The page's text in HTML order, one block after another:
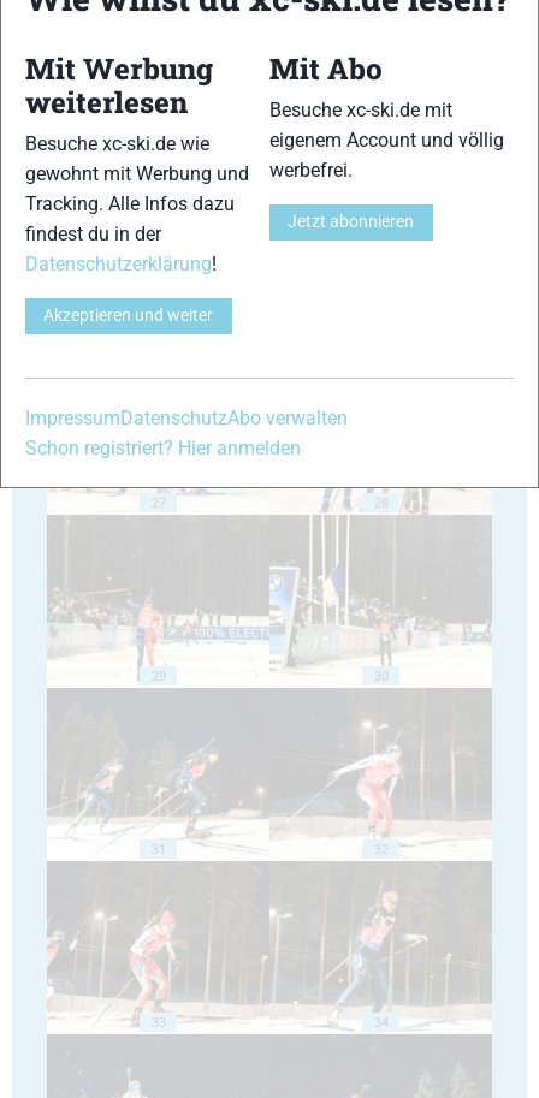
27 28
29 30
31 32
33 34
Mit Werbung
weiterlesen
Besuche xc-ski.de wie
gewohnt mit Werbung und
Tracking. Alle Infos dazu
findest du in der
Datenschutzerklärung!
Akzeptieren und weiter
Mit Abo
Besuche xc-ski.de mit
eigenem Account und völlig
werbefrei.
Jetzt abonnieren
Impressum DatenschutzAbo verwalten
Schon registriert? Hier anmelden